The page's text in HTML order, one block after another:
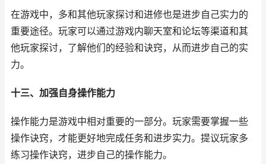
在游戏中，多和其他玩家探讨和进修也是进步自己实力的
重要途径。玩家可以通过游戏内聊天室和论坛等渠道和其
他玩家探讨，了解他们的经验和诀窍，从而进步自己的实
力。
十三、加强自身操作能力
操作能力是游戏中相对重要的一部分。玩家需要掌握一些
操作诀窍，才能更好地完成任务和进步实力。提议玩家多
练习操作诀窍，进步自己的操作能力。